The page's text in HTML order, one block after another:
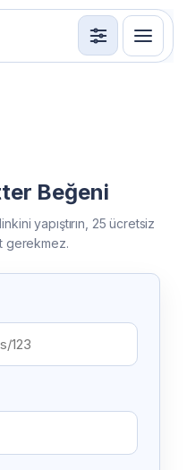
Üye Ol
Beğeni
yapıştırın, 25 ücretsiz
gerekmez.